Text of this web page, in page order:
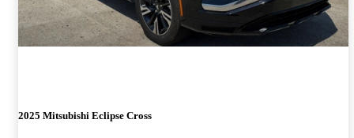
2025 Mitsubishi Eclipse Cross